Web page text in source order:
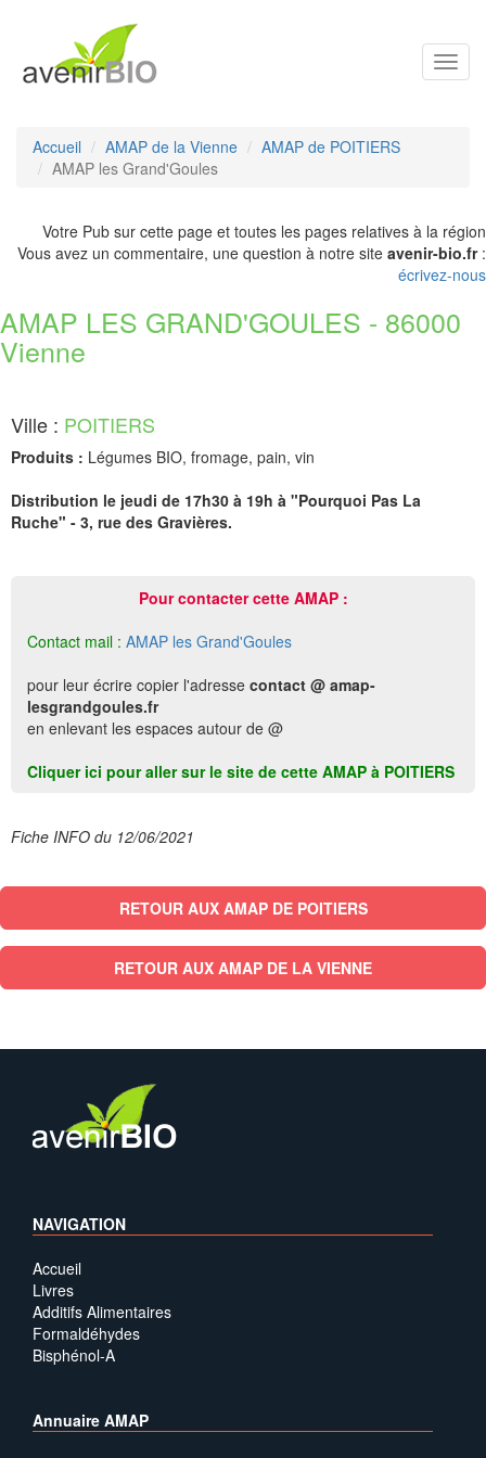
Accueil AMAP de la Vienne
AMAP de POITIERS
AMAP les Grand'Goules
Votre Pub sur cette page et toutes les pages relatives à la région
Vous avez un commentaire, une question à notre site avenir-bio.fr:
écrivez-nous
AMAP LES GRAND'GOULES - 86000
Vienne
Ville : POITIERS
Produits : Légumes BIO, fromage, pain, vin
Distribution le jeudi de 17h30 à 19h à "Pourquoi Pas La
Ruche" - 3, rue des Gravières.
Pour contacter cette AMAP :
Contact mail : AMAP les Grand'Goules
pour leur écrire copier l'adresse contact @ amap-
lesgrandgoules.fr
en enlevant les espaces autour de @
Cliquer ici pour aller sur le site de cette AMAP à POITIERS
Fiche INFO du 12/06/2021
RETOUR AUX AMAP DE POITIERS
RETOUR AUX AMAP DE LA VIENNE
NAVIGATION
Accueil
Livres
Additifs Alimentaires
Formaldéhydes
Bisphénol-A
Annuaire AMAP